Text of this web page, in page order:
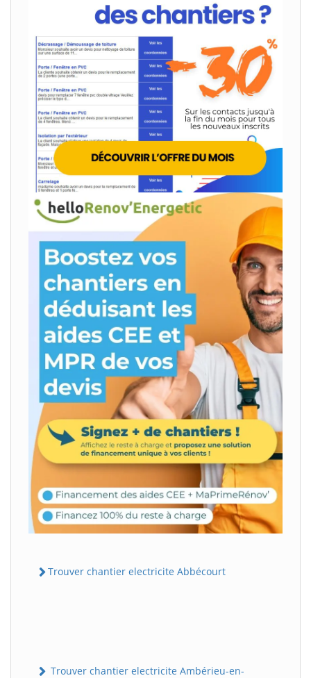
Trouver chantier electricite Abbécourt
Trouver chantier electricite Ambérieu-en-